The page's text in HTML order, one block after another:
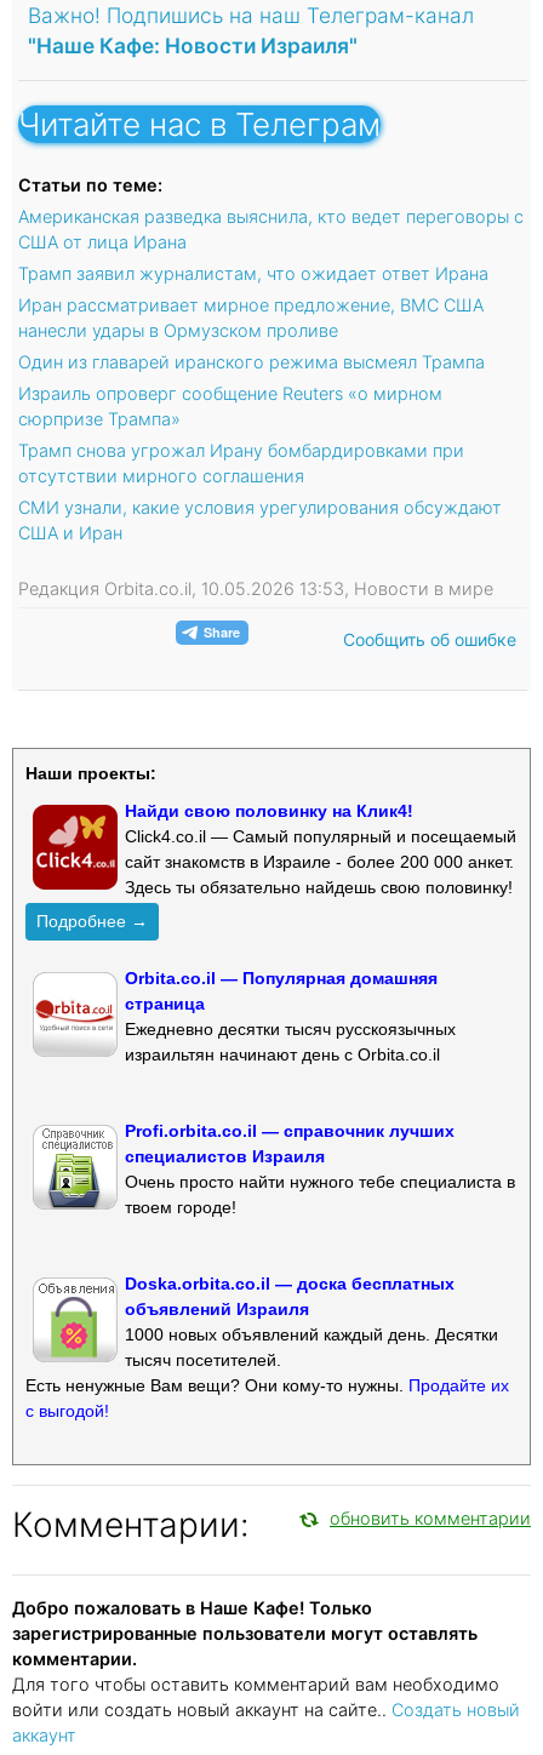
Важно! Подпишись на наш Телеграм-канал
"Наше Кафе: Новости Израиля"
Читайте нас в Телеграм
Статьи по теме:
Американская разведка выяснила, кто ведет переговоры с
США от лица Ирана
Трамп заявил журналистам, что ожидает ответ Ирана
Иран рассматривает мирное предложение, ВМС США
нанесли удары в Ормузском проливе
Один из главарей иранского режима высмеял Трампа
Израиль опроверг сообщение Reuters «о мирном
сюрпризе Трампа»
Трамп снова угрожал Ирану бомбардировками при
отсутствии мирного соглашения
СМИ узнали, какие условия урегулирования обсуждают
США и Иран
Редакция Orbita.co.il, 10.05.2026 13:53, Новости в мире
Сообщить об ошибке
Наши проекты:
Найди свою половинку на Клик4!
Click4.co.il — Самый популярный и посещаемый
сайт знакомств в Израиле - более 200 000 анкет.
Здесь ты обязательно найдешь свою половинку!
Подробнее →
Orbita.co.il — Популярная домашняя
страница
Ежедневно десятки тысяч русскоязычных
израильтян начинают день с Orbita.co.il
Profi.orbita.co.il — справочник лучших
специалистов Израиля
Очень просто найти нужного тебе специалиста в
твоем городе!
Doska.orbita.co.il — доска бесплатных
объявлений Израиля
1000 новых объявлений каждый день. Десятки
тысяч посетителей.
Есть ненужные Вам вещи? Они кому-то нужны. Продайте их
с выгодой!
Комментарии: обновить комментарии
Добро пожаловать в Наше Кафе! Только
зарегистрированные пользователи могут оставлять
комментарии.
Для того чтобы оставить комментарий вам необходимо
войти или создать новый аккаунт на сайте.. Создать новый
аккаунт